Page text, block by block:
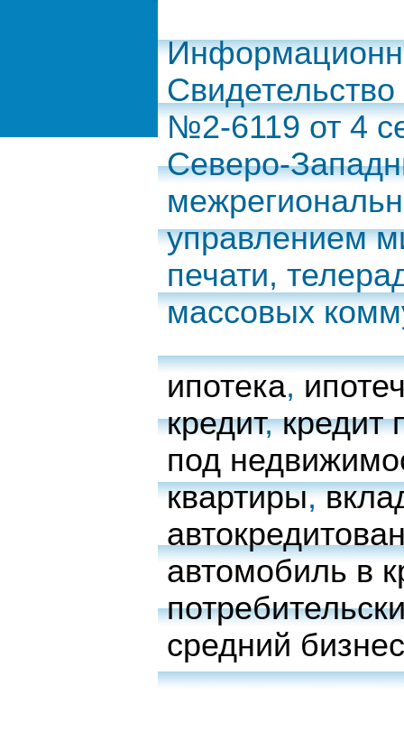
№2-6119 от 4
Северо-
управлением
печати,
массовых
ипотека,
кредит,кредит
под
квартиры,
автомобиль в
средний бизнес